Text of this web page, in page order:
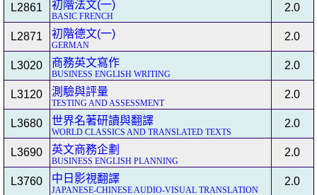
L2861 初階法文(一)
BASIC FRENCH
2.0
L2871 初階德文(一)
GERMAN
2.0
L3020 商務英文寫作
BUSINESS ENGLISH WRITING
2.0
L3120 測驗與評量
TESTING AND ASSESSMENT
2.0
L3680 世界名著研讀與翻譯
WORLD CLASSICS AND TRANSLATED TEXTS
2.0
L3690 英文商務企劃
BUSINESS ENGLISH PLANNING
2.0
L3760 中日影視翻譯
JAPANESE-CHINESE AUDIO-VISUAL TRANSLATION
2.0